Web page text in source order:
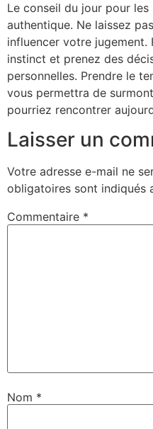
Le conseil du jour pour
authentique. Ne laissez
influencer votre
instinct et prenez des
personnelles. Prendre le
vous permettra de
pourriez rencontrer
Laisser un
Votre adresse e-mail ne
obligatoires sont indiqués
Commentaire *
Nom *